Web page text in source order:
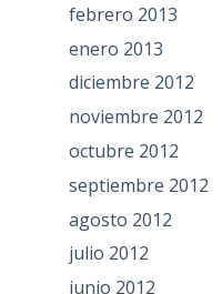
febrero 2013
enero 2013
diciembre 2012
noviembre 2012
octubre 2012
septiembre 2012
agosto 2012
julio 2012
junio 2012